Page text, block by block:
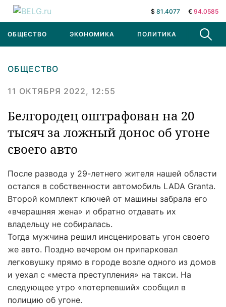
$ 81.4077 € 94.0585
ОБЩЕСТВО ЭКОНОМИКА ПОЛИТИКА В МИРЕ
ОБЩЕСТВО
11 ОКТЯБРЯ 2022, 12:55
Белгородец оштрафован на 20
тысяч за ложный донос об угоне
своего авто
После развода у 29-летнего жителя нашей области
остался в собственности автомобиль LADA Granta.
Второй комплект ключей от машины забрала его
«вчерашняя жена» и обратно отдавать их
владельцу не собиралась.
Тогда мужчина решил инсценировать угон своего
же авто. Поздно вечером он припарковал
легковушку прямо в городе возле одного из домов
и уехал с «места преступления» на такси. На
следующее утро «потерпевший» сообщил в
полицию об угоне.